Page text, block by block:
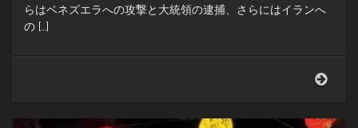
らはベネズエラへの攻撃と大統領の逮捕、さらにはイランへ
の […]
ョ